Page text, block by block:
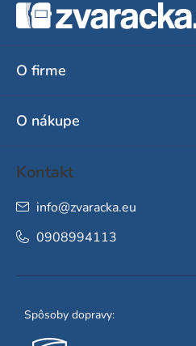
O firme
O nákupe
Kontakt
info@zvaracka.eu
0908994113
Spôsoby dopravy: